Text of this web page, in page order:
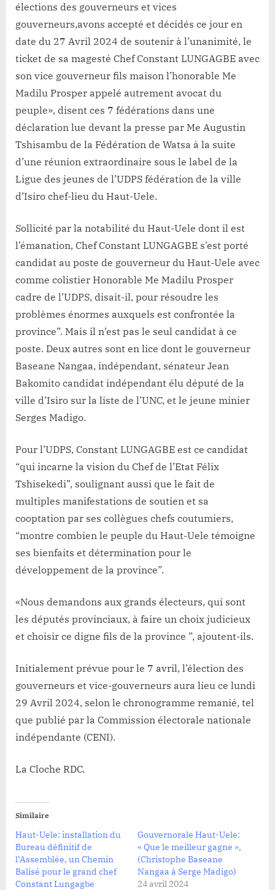
élections des gouverneurs et vices
gouverneurs,avons accepté et décidés ce jour en
date du 27 Avril 2024 de soutenir à l’unanimité, le
ticket de sa magesté Chef Constant LUNGAGBE avec
son vice gouverneur fils maison l’honorable Me
Madilu Prosper appelé autrement avocat du
peuple», disent ces 7 fédérations dans une
déclaration lue devant la presse par Me Augustin
Tshisambu de la Fédération de Watsa à la suite
d’une réunion extraordinaire sous le label de la
Ligue des jeunes de l’UDPS fédération de la ville
d’Isiro chef-lieu du Haut-Uele.
Sollicité par la notabilité du Haut-Uele dont il est
l’émanation, Chef Constant LUNGAGBE s’est porté
candidat au poste de gouverneur du Haut-Uele avec
comme colistier Honorable Me Madilu Prosper
cadre de l’UDPS, disait-il, pour résoudre les
problèmes énormes auxquels est confrontée la
province”. Mais il n’est pas le seul candidat à ce
poste. Deux autres sont en lice dont le gouverneur
Baseane Nangaa, indépendant, sénateur Jean
Bakomito candidat indépendant élu député de la
ville d’Isiro sur la liste de l’UNC, et le jeune minier
Serges Madigo.
Pour l’UDPS, Constant LUNGAGBE est ce candidat
“qui incarne la vision du Chef de l’Etat Félix
Tshisekedi”, soulignant aussi que le fait de
multiples manifestations de soutien et sa
cooptation par ses collègues chefs coutumiers,
“montre combien le peuple du Haut-Uele témoigne
ses bienfaits et détermination pour le
développement de la province”.
«Nous demandons aux grands électeurs, qui sont
les députés provinciaux, à faire un choix judicieux
et choisir ce digne fils de la province ”, ajoutent-ils.
Initialement prévue pour le 7 avril, l’élection des
gouverneurs et vice-gouverneurs aura lieu ce lundi
29 Avril 2024, selon le chronogramme remanié, tel
que publié par la Commission électorale nationale
indépendante (CENI).
La Cloche RDC.
Similaire
Haut-Uele: installation du
Bureau définitif de
l’Assemblée, un Chemin
Balisé pour le grand chef
Constant Lungagbe
Gouvernorale Haut-Uele:
« Que le meilleur gagne »,
(Christophe Baseane
Nangaa à Serge Madigo)
24 avril 2024